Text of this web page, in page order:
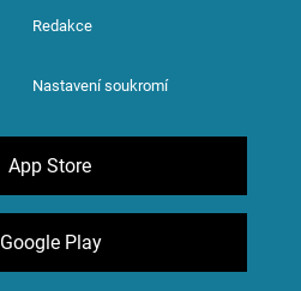
Redakce
Nastavení soukromí
App Store
Google Play